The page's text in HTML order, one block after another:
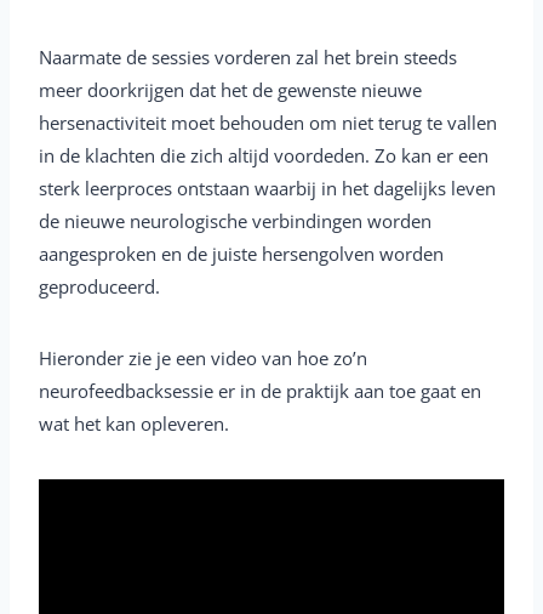
Naarmate de sessies vorderen zal het brein steeds
meer doorkrijgen dat het de gewenste nieuwe
hersenactiviteit moet behouden om niet terug te vallen
in de klachten die zich altijd voordeden. Zo kan er een
sterk leerproces ontstaan waarbij in het dagelijks leven
de nieuwe neurologische verbindingen worden
aangesproken en de juiste hersengolven worden
geproduceerd.
Hieronder zie je een video van hoe zo’n
neurofeedbacksessie er in de praktijk aan toe gaat en
wat het kan opleveren.